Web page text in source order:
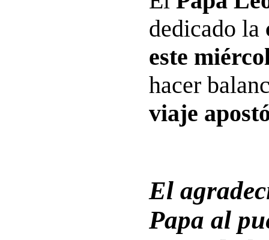
dedicado la
este
hacer
viaje
El
Papa al